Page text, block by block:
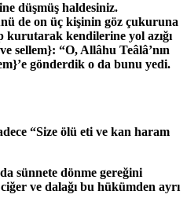
düşmüş haldesiniz.
de on üç kişinin göz çukuruna
kendilerine yol azığı
sellem}: “O, Allâhu Teâlâ’nın
’e gönderdik o da bunu yedi.
“Size ölü eti ve kan haram
sünnete dönme gereğini
ve dalağı bu hükümden ayrı